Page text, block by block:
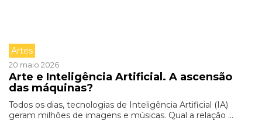
Artes
20 maio 2026
Arte e Inteligência Artificial. A ascensão
das máquinas?
Todos os dias, tecnologias de Inteligência Artificial (IA)
geram milhões de imagens e músicas. Qual a relação ...